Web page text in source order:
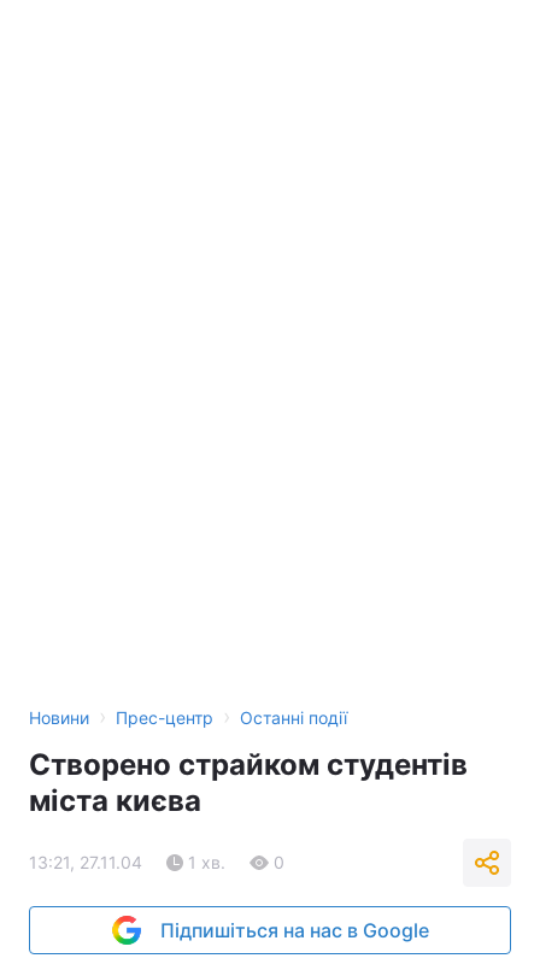
Новини › Прес-центр › Останні події
Створено страйком студентів
міста києва
13:21, 27.11.04 1 хв. 0
Підпишіться на нас в Google